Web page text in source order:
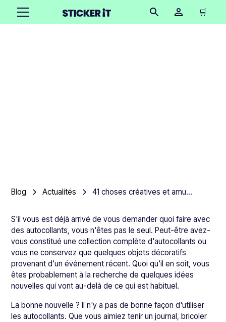
🛒
Blog Actualités 41 choses créatives et amusantes à faire avec des autocollants
S'il vous est déjà arrivé de vous demander quoi faire avec
des autocollants, vous n'êtes pas le seul. Peut-être avez-
vous constitué une collection complète d'autocollants ou
vous ne conservez que quelques objets décoratifs
provenant d'un événement récent. Quoi qu'il en soit, vous
êtes probablement à la recherche de quelques idées
nouvelles qui vont au-delà de ce qui est habituel.
La bonne nouvelle ? Il n'y a pas de bonne façon d'utiliser
les autocollants. Que vous aimiez tenir un journal, bricoler